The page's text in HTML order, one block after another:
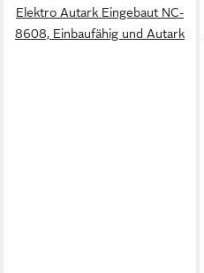
Elektro Autark Eingebaut NC-
8608, Einbaufähig und Autark